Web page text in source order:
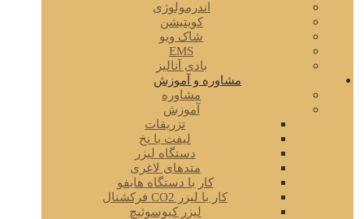
اندرمولوژی
کویتیشن
شاک ویو
EMS
بادی آنالیز
مشاوره و آموزش
مشاوره
آموزش
تزریقات
لیفت با نخ
دستگاه لیزر
متدهای لاغری
کار با دستگاه هایفو
کار با لیزر CO2 فرکشنال
لیزر کیوسوئیچ